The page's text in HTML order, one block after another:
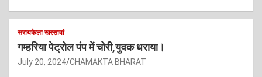
सरायकेला खरसावां
गम्हरिया पेट्रोल पंप में चोरी,युवक धराया।
July 20, 2024 CHAMAKTA BHARAT